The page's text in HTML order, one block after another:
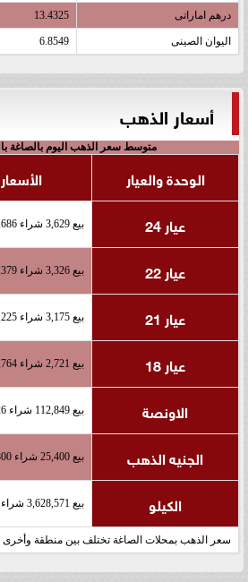
درهم اماراتى 13.4325
اليوان الصينى 6.8549
أسعار الذهب
متوسط سعر الذهب اليوم بالصاغة
الوحدة والعيار
عيار 24
بيع 3,629 شراء 3,686
عيار 22 بيع 3,326 شراء 3,379
عيار 21 بيع 3,175 شراء 3,225
عيار 18 بيع 2,721 شراء 2,764
الاونصة بيع 112,849 شراء 114,626
الجنيه الذهب بيع 25,400 شراء 25,800
الكيلو بيع 3,628,571 شراء 3,685,714
سعر الذهب بمحلات الصاغة تختلف بين منطقة وأخرى